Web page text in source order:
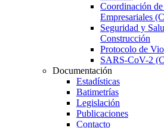
Coordinación
Empresariales
Seguridad y
Construcción
Protocolo de
SARS-CoV-2
Documentación
Estadísticas
Batimetrías
Legislación
Publicaciones
Contacto